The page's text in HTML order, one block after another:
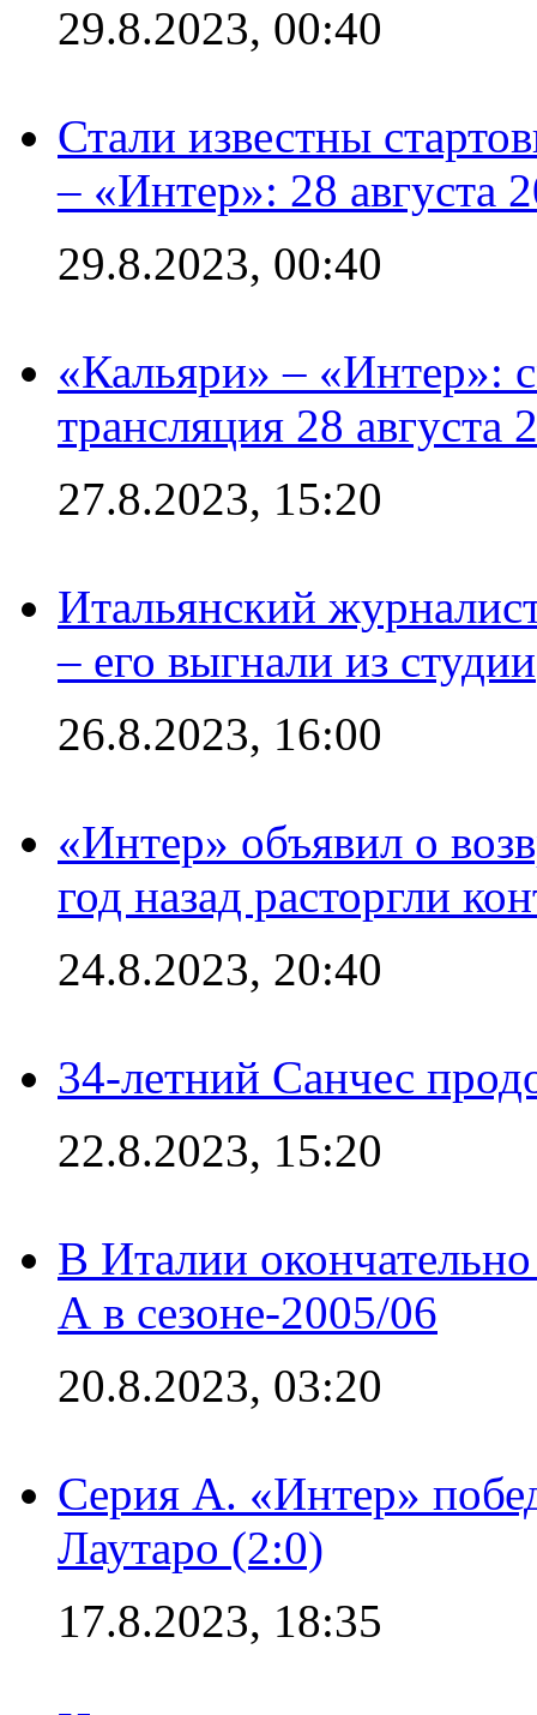
29.8.2023, 00:40
Стали известны
– «Интер»: 28 августа
29.8.2023, 00:40
«Кальяри» – «Интер»:
трансляция 28 августа
27.8.2023, 15:20
Итальянский
– его выгнали из студии
26.8.2023, 16:00
«Интер» объявил о
год назад расторгли
24.8.2023, 20:40
34-летний Санчес
22.8.2023, 15:20
В Италии
А в сезоне-2005/06
20.8.2023, 03:20
Серия А. «Интер»
Лаутаро (2:0)
17.8.2023, 18:35